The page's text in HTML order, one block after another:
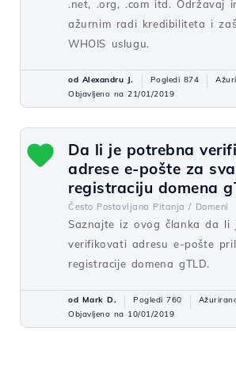
.net, .org, .com itd. Održavaj
ažurnim radi kredibiliteta i
WHOIS uslugu.
od Alexandru J. Pogledi 874
Objavljeno na 21/01/2019
Da li je potrebna
adrese e-pošte za
registraciju domena
Često Postavljana Pitanja / Domeni
Saznajte iz ovog članka da li
verifikovati adresu e-pošte
registracije domena gTLD.
od Mark D. Pogledi 760
Objavljeno na 10/01/2019